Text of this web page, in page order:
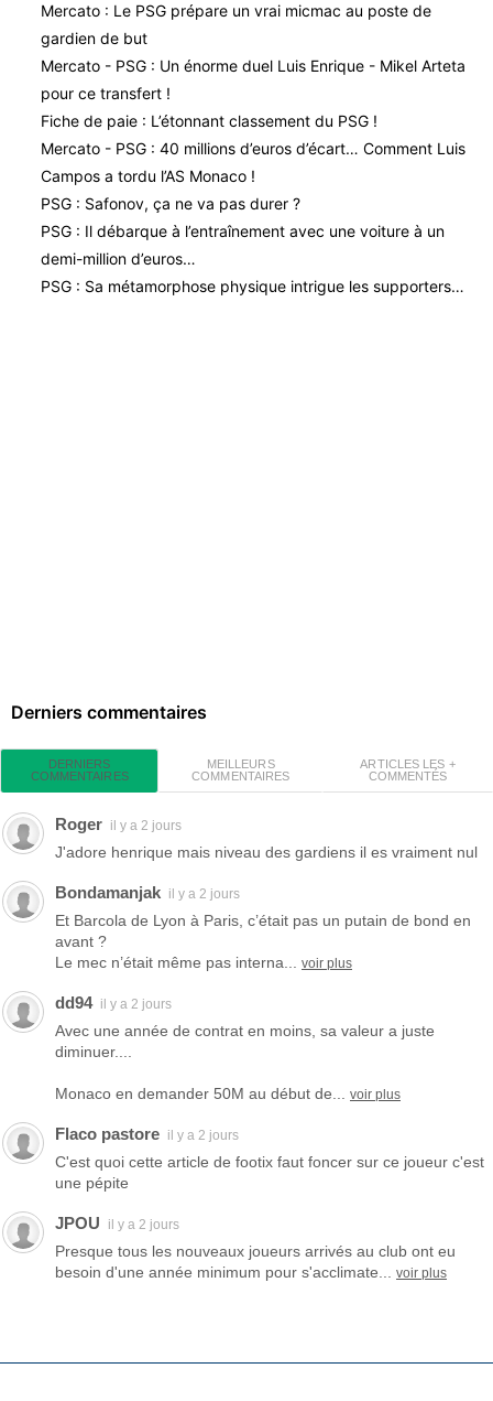
Mercato : Le PSG prépare un vrai micmac au poste de
gardien de but
Mercato - PSG : Un énorme duel Luis Enrique - Mikel Arteta
pour ce transfert !
Fiche de paie : L’étonnant classement du PSG !
Mercato - PSG : 40 millions d’euros d’écart… Comment Luis
Campos a tordu l’AS Monaco !
PSG : Safonov, ça ne va pas durer ?
PSG : Il débarque à l’entraînement avec une voiture à un
demi-million d’euros…
PSG : Sa métamorphose physique intrigue les supporters…
Derniers commentaires
DERNIERS
COMMENTAIRES
MEILLEURS
COMMENTAIRES
ARTICLES LES +
COMMENTÉS
Roger il y a 2 jours
J'adore henrique mais niveau des gardiens il es vraiment nul
Bondamanjak il y a 2 jours
Et Barcola de Lyon à Paris, c’était pas un putain de bond en
avant ?
Le mec n’était même pas interna...
voir plus
dd94 il y a 2 jours
Avec une année de contrat en moins, sa valeur a juste
diminuer....
Monaco en demander 50M au début de... voir plus
Flaco pastore il y a 2 jours
C'est quoi cette article de footix faut foncer sur ce joueur c'est
une pépite
JPOU il y a 2 jours
Presque tous les nouveaux joueurs arrivés au club ont eu
besoin d'une année minimum pour s'acclimate...
voir plus